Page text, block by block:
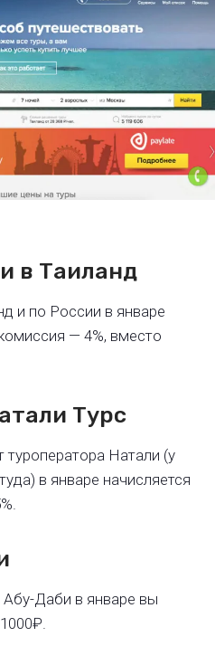
в Таиланд
и по России в январе
— 4%, вместо
Турс
Натали (у
в январе начисляется
Даби в январе вы